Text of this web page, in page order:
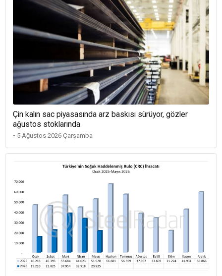
Çin kalın sac piyasasında arz baskısı sürüyor, gözler
ağustos stoklarında
• 5 Ağustos 2026 Çarşamba